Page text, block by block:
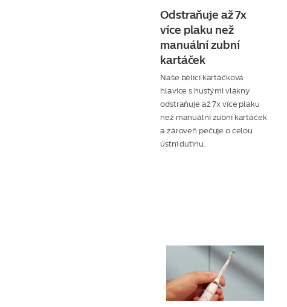
Odstraňuje až 7x
více plaku než
manuální zubní
kartáček
Naše bělící kartáčková
hlavice s hustými vlákny
odstraňuje až 7x více plaku
než manuální zubní kartáček
a zároveň pečuje o celou
ústní dutinu.